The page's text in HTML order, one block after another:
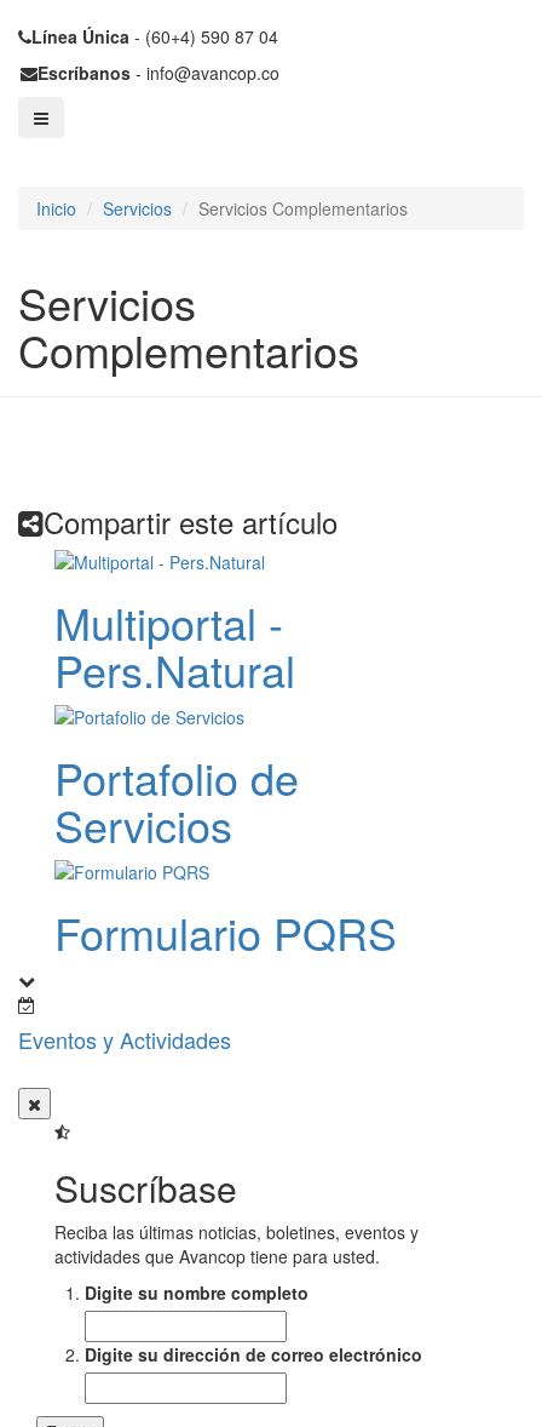
Línea Única - (60+4) 590 87 04
Escríbanos - info@avancop.co
Inicio Servicios Servicios Complementarios
Servicios
Complementarios
Compartir este artículo
Multiportal -
Pers.Natural
Portafolio de
Servicios
Formulario PQRS
Eventos y Actividades
Suscríbase
Reciba las últimas noticias, boletines, eventos y
actividades que Avancop tiene para usted.
Digite su nombre completo
Digite su dirección de correo electrónico